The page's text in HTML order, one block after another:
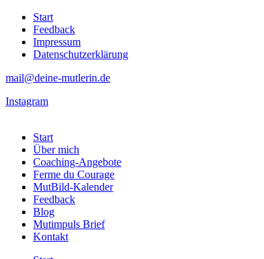
Start
Feedback
Impressum
Datenschutzerklärung
mail@deine-mutlerin.de
Instagram
Start
Über mich
Coaching-Angebote
Ferme du Courage
MutBild-Kalender
Feedback
Blog
Mutimpuls Brief
Kontakt